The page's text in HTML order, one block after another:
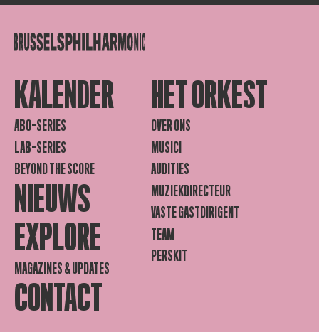
KALENDER
ABO-SERIES
LAB-SERIES
BEYOND THE SCORE
NIEUWS
EXPLORE
MAGAZINES & UPDATES
CONTACT
HET ORKEST
OVER ONS
MUSICI
AUDITIES
MUZIEKDIRECTEUR
VASTE GASTDIRIGENT
TEAM
PERSKIT